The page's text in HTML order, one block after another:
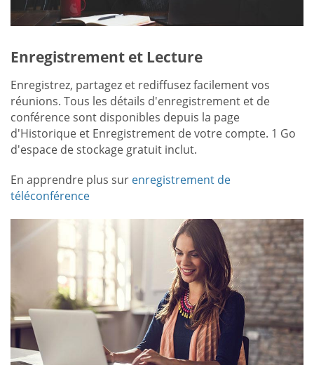
Enregistrement et Lecture
Enregistrez, partagez et rediffusez facilement vos
réunions. Tous les détails d'enregistrement et de
conférence sont disponibles depuis la page
d'Historique et Enregistrement de votre compte. 1 Go
d'espace de stockage gratuit inclut.
En apprendre plus sur enregistrement de
téléconférence